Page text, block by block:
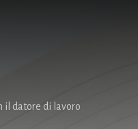
il datore di lavoro​